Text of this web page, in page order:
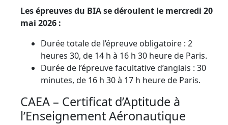
Les épreuves du BIA se déroulent le mercredi 20
mai 2026 :
Durée totale de l’épreuve obligatoire : 2
heures 30, de 14 h à 16 h 30 heure de Paris.
Durée de l’épreuve facultative d’anglais : 30
minutes, de 16 h 30 à 17 h heure de Paris.
CAEA – Certificat d’Aptitude à
l’Enseignement Aéronautique